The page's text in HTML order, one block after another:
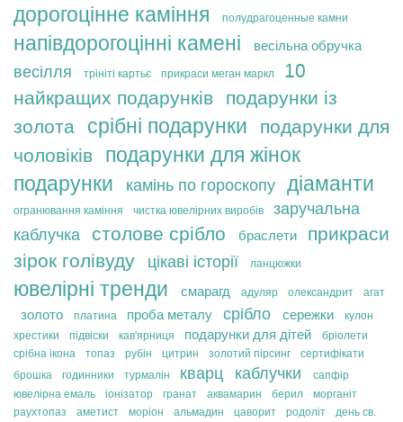
дорогоцінне каміння полудрагоценные камни
напівдорогоцінні камені весільна обручка
весілля трініті картьє прикраси меган маркл
10
найкращих подарунків подарунки із
золота срібні подарунки подарунки для
чоловіків подарунки для жінок
подарунки
камінь по гороскопу діаманти
огранювання каміння чистка ювелірних виробів
заручальна
каблучка столове срібло браслети
прикраси
зірок голівуду
цікаві історії ланцюжки
ювелірні тренди смарагд адуляр олександрит агат
золото платина проба металу срібло сережки
кулон
хрестики
підвіски кав'ярниця подарунки для дітей
бріолети
срібна ікона
топаз рубін цитрин золотий пірсинг
сертифікати
брошка
годинники турмалін кварц каблучки
сапфір
ювелірна емаль
іонізатор гранат аквамарин берил
морганіт
раухтопаз
аметист моріон альмадин цаворит родоліт
день св.